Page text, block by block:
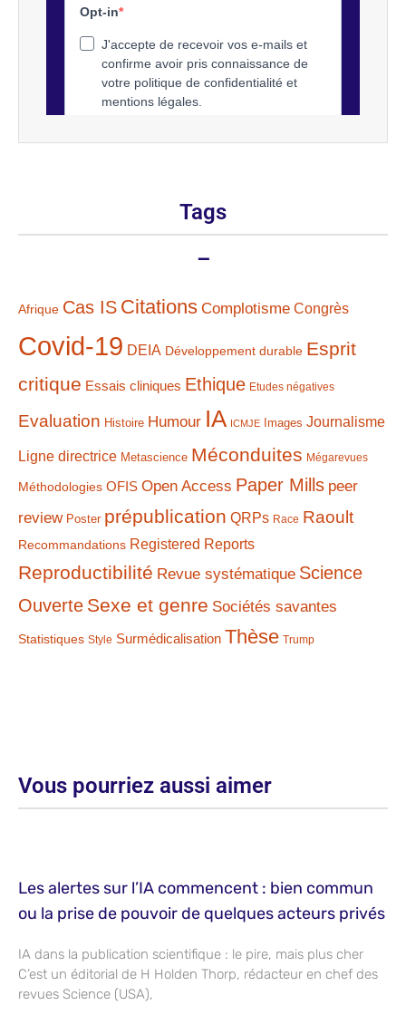
Tags
–
Afrique Cas IS Citations Complotisme Congrès
Covid-19 DEIA Développement durable Esprit
critique Essais cliniques Ethique Etudes négatives
Evaluation Histoire Humour IA ICMJE Images Journalisme
Ligne directrice Metascience Méconduites Mégarevues
Méthodologies OFIS Open Access Paper Mills peer
review Poster prépublication QRPs Race Raoult
Recommandations Registered Reports
Reproductibilité Revue systématique Science
Ouverte Sexe et genre Sociétés savantes
Statistiques Style Surmédicalisation Thèse Trump
Vous pourriez aussi aimer
Les alertes sur l’IA commencent : bien commun
ou la prise de pouvoir de quelques acteurs privés
IA dans la publication scientifique : le pire, mais plus cher
C’est un éditorial de H Holden Thorp, rédacteur en chef des
revues Science (USA),